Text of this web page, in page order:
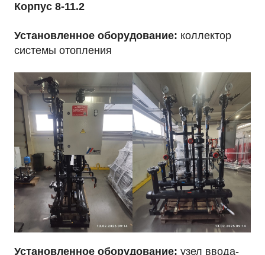
Корпус 8-11.2
Установленное оборудование: коллектор
системы отопления
Установленное оборудование: узел ввода-